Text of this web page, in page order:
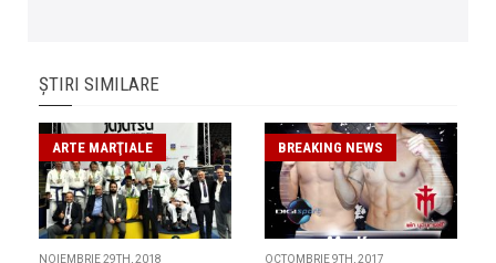
ȘTIRI SIMILARE
ARTE MARŢIALE
NOIEMBRIE 29TH, 2018
BREAKING NEWS
OCTOMBRIE 9TH, 2017